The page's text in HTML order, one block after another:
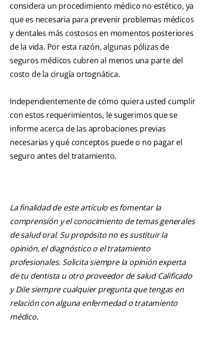
considera un procedimiento médico no estético, ya
que es necesaria para prevenir problemas médicos
y dentales más costosos en momentos posteriores
de la vida. Por esta razón, algunas pólizas de
seguros médicos cubren al menos una parte del
costo de la cirugía ortognática.
Independientemente de cómo quiera usted cumplir
con estos requerimientos, le sugerimos que se
informe acerca de las aprobaciones previas
necesarias y qué conceptos puede o no pagar el
seguro antes del tratamiento.
La finalidad de este artículo es fomentar la
comprensión y el conocimiento de temas generales
de salud oral. Su propósito no es sustituir la
opinión, el diagnóstico o el tratamiento
profesionales. Solicita siempre la opinión experta
de tu dentista u otro proveedor de salud Calificado
y Dile siempre cualquier pregunta que tengas en
relación con alguna enfermedad o tratamiento
médico.